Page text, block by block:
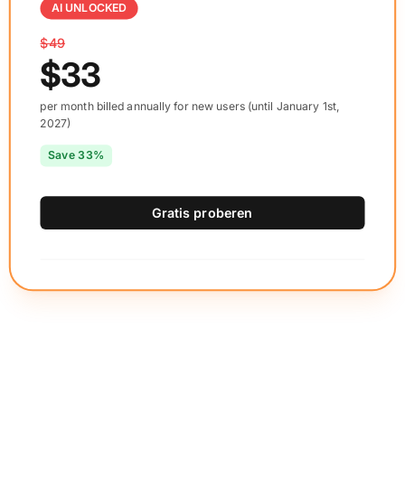
AI UNLOCKED
$49
$33
per month billed annually for new users (until January 1st,
2027)
Save 33%
Gratis proberen